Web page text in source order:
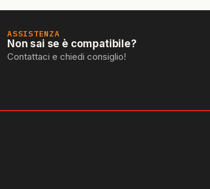
ASSISTENZA
Non sai se è compatibile?
Contattaci e chiedi consiglio!